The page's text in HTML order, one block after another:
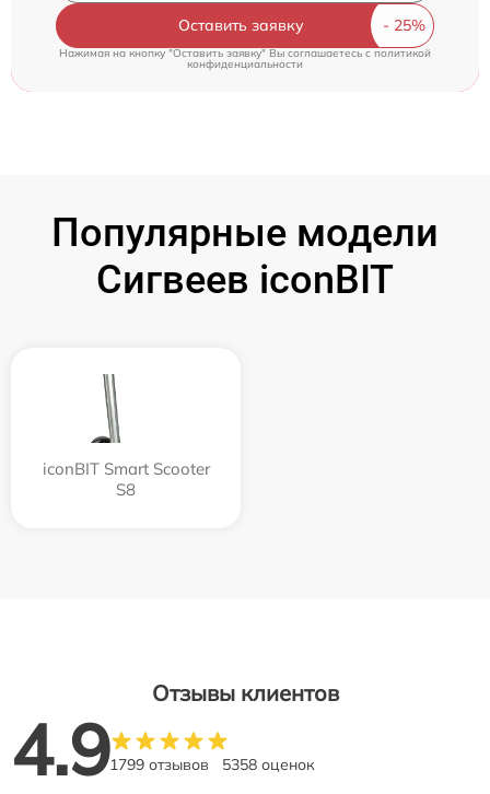
Оставить заявку
Нажимая на кнопку "Оставить заявку" Вы соглашаетесь cполитикой
конфиденциальности
Популярные модели
Сигвеев iconBIT
iconBIT Smart Scooter
S8
Отзывы клиентов
4.91799 отзывов 5358 оценок